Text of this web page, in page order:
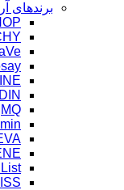
برندهای
MQ